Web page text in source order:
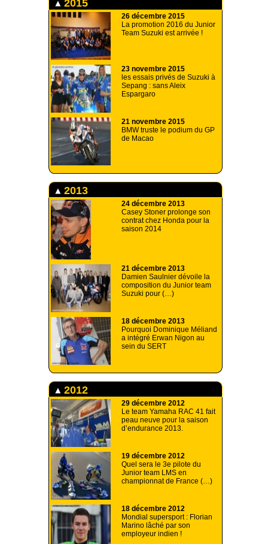
2015
26 décembre 2015
La promotion 2016 du Junior
Team Suzuki est arrivée !
23 novembre 2015
les essais privés de Suzuki à
Sepang : sans Aleix
Espargaro
21 novembre 2015
BMW truste le podium du GP
de Macao
2013
24 décembre 2013
Casey Stoner prolonge son
contrat chez Honda pour la
saison 2014
21 décembre 2013
Damien Saulnier dévoile la
composition du Junior team
Suzuki pour (…)
18 décembre 2013
Pourquoi Dominique Méliand
a intégré Erwan Nigon au
sein du SERT
2012
29 décembre 2012
Le team Yamaha RAC 41 fait
peau neuve pour la saison
d’endurance 2013.
19 décembre 2012
Quel sera le 3e pilote du
Junior team LMS en
championnat de France (…)
18 décembre 2012
Mondial supersport : Florian
Marino lâché par son
employeur indien !